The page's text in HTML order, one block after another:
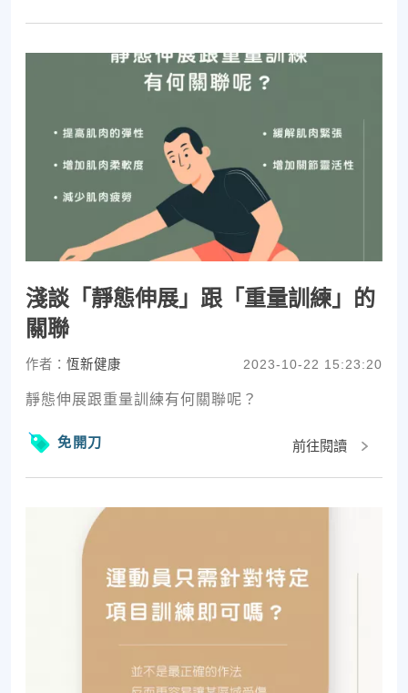
淺談「靜態伸展」跟「重量訓練」的
關聯
作者： 恆新健康 2023-10-22 15:23:20
靜態伸展跟重量訓練有何關聯呢？
免開刀 前往閱讀